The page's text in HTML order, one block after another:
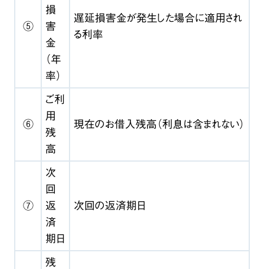
⑤
損
害
金
（年
率）
遅延損害金が発生した場合に適用され
る利率
⑥
ご利
用
残
高
現在のお借入残高（利息は含まれない）
⑦
次
回
返
済
期日
次回の返済期日
残